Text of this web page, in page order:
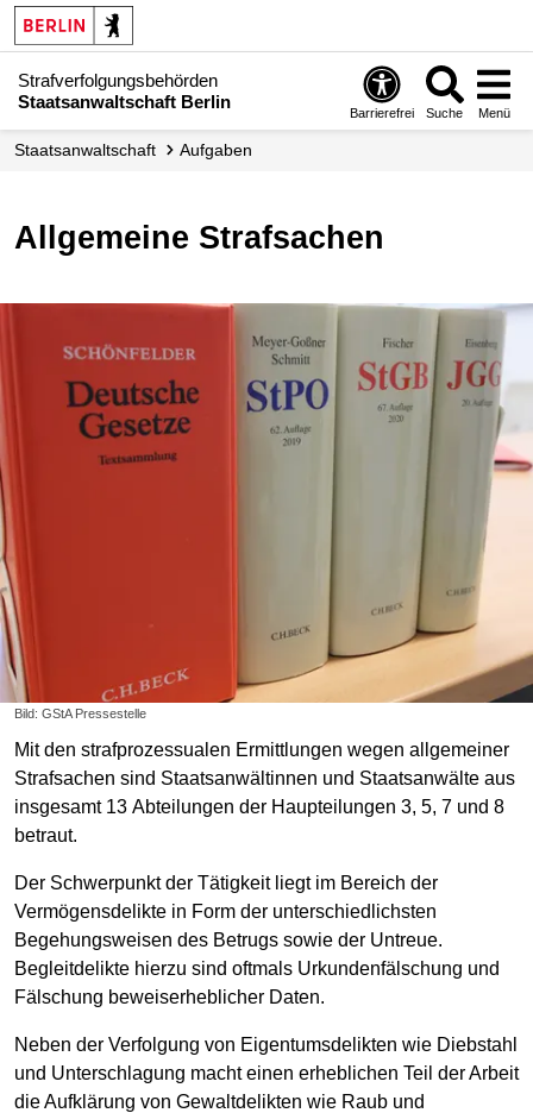
Strafverfolgungsbehörden
Staatsanwaltschaft Berlin
Barrierefrei Suche Menü
Staatsanwaltschaft Aufgaben
Allgemeine Strafsachen
Bild: GStA Pressestelle
Mit den strafprozessualen Ermittlungen wegen allgemeiner
Strafsachen sind Staatsanwältinnen und Staatsanwälte aus
insgesamt 13 Abteilungen der Haupteilungen 3, 5, 7 und 8
betraut.
Der Schwerpunkt der Tätigkeit liegt im Bereich der
Vermögensdelikte in Form der unterschiedlichsten
Begehungsweisen des Betrugs sowie der Untreue.
Begleitdelikte hierzu sind oftmals Urkundenfälschung und
Fälschung beweiserheblicher Daten.
Neben der Verfolgung von Eigentumsdelikten wie Diebstahl
und Unterschlagung macht einen erheblichen Teil der Arbeit
die Aufklärung von Gewaltdelikten wie Raub und